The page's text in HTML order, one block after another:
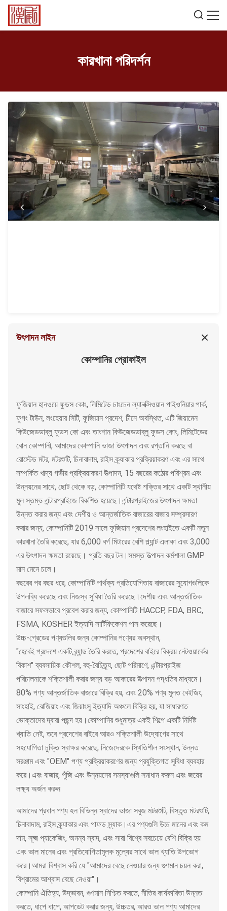
কারখানা পরিদর্শন
উৎপাদন লাইন
কোম্পানির প্রোফাইল
ফুজিয়ান হানওয়ে ফুডস কোং, লিমিটেড চাংচেন ল্যানক্সিওয়ান পাইওনিয়ার পার্ক,
ফুগং টাউন, লংহেয়ার সিটি, ফুজিয়ান প্রদেশ, চীনে অবস্থিত, এটি জিয়ামেন
কিউজেডডাব্লু ফুডস কো এবং তাংশান কিউজেডডাব্লু ফুডস কোং, লিমিটেডের
বোন কোম্পানী, আমাদের কোম্পানি ভাজা উৎপাদন এবং রপ্তানি করছে বা
রোস্টেড মটর, মটরশুটি, চিনাবাদাম, রাইস ক্র্যাকার প্রক্রিয়াকরণ এবং এর সাথে
সম্পর্কিত খাদ্য গভীর প্রক্রিয়াকরণ উত্পাদন, 15 বছরের কঠোর পরিশ্রম এবং
উন্নয়নের সাথে, ছোট থেকে বড়, কোম্পানিটি যথেষ্ট শক্তির সাথে একটি স্থানীয়
মূল স্তম্ভ এন্টারপ্রাইজে বিকশিত হয়েছে।এন্টারপ্রাইজের উৎপাদন ক্ষমতা
উন্নত করার জন্য এবং দেশীয় ও আন্তর্জাতিক বাজারের বাজার সম্প্রসারণ
করার জন্য, কোম্পানিটি 2019 সালে ফুজিয়ান প্রদেশের লংহাইতে একটি নতুন
কারখানা তৈরি করেছে, যার 6,000 বর্গ মিটারের বেশি প্ল্যান্ট এলাকা এবং 3,000
এর উৎপাদন ক্ষমতা রয়েছে। প্রতি বছর টন।সমস্ত উত্পাদন কর্মশালা GMP
মান মেনে চলে।
বছরের পর বছর ধরে, কোম্পানিটি পার্থক্য প্রতিযোগিতায় বাজারের সুযোগগুলিকে
উপলব্ধি করেছে এবং নিজস্ব সুবিধা তৈরি করেছে।দেশীয় এবং আন্তর্জাতিক
বাজারে সফলভাবে প্রবেশ করার জন্য, কোম্পানিটি HACCP, FDA, BRC,
FSMA, KOSHER ইত্যাদি সার্টিফিকেশন পাস করেছে।
উচ্চ-গ্রেডের পণ্যগুলির জন্য কোম্পানির পণ্যের অবস্থান,
"হেবেই প্রদেশে একটি ব্র্যান্ড তৈরি করতে, প্রদেশের বাইরে বিক্রয় নেটওয়ার্কের
বিকাশ" ব্যবসায়িক কৌশল, বহু-বৈচিত্র্য, ছোট পরিমাণে, এন্টারপ্রাইজ
পরিচালনাকে শক্তিশালী করার জন্য বড় আকারের উত্পাদন পদ্ধতির মাধ্যমে।
80% পণ্য আন্তর্জাতিক বাজারে বিক্রি হয়, এবং 20% পণ্য মূলত বেইজিং,
সাংহাই, ঝেজিয়াং এবং জিয়াংসু ইত্যাদি অঞ্চলে বিক্রি হয়, যা সাধারণত
ভোক্তাদের দ্বারা পছন্দ হয়।কোম্পানির শুধুমাত্র একই শিল্পে একটি নির্দিষ্ট
খ্যাতি নেই, তবে প্রদেশের বাইরে আরও শক্তিশালী উদ্যোগের সাথে
সহযোগিতা চুক্তি স্বাক্ষর করেছে, নিজেদেরকে স্থিতিশীল সংস্থান, উন্নত
সরঞ্জাম এবং "OEM" পণ্য প্রক্রিয়াকরণের জন্য প্রযুক্তিগত সুবিধা ব্যবহার
করে।এবং বাজার, পুঁজি এবং উন্নয়নের সমস্যাগুলি সমাধান করুন এবং জয়ের
লক্ষ্য অর্জন করুন
আমাদের প্রধান পণ্য হল বিভিন্ন স্বাদের ভাজা সবুজ মটরশুটি, বিস্তৃত মটরশুটি,
চিনাবাদাম, রাইস ক্র্যাকার এবং পাফড স্ন্যাক।এর পণ্যগুলি উচ্চ মানের এবং কম
দাম, সূক্ষ্ম প্যাকেজিং, অনন্য স্বাদ, এবং সারা বিশ্বে সবচেয়ে বেশি বিক্রি হয়
এবং ভাল মানের এবং প্রতিযোগিতামূলক মূল্যের সাথে ভাল খ্যাতি উপভোগ
করে।আমরা বিশ্বাস করি যে "আমাদের বেছে নেওয়ার জন্য গুণমান চয়ন করা,
বিশ্রামের আশ্বাস বেছে নেওয়া"।
কোম্পানি ঐতিহ্য, উদ্ভাবন, গুণমান নিশ্চিত করতে, নীতির কার্যকারিতা উন্নত
করতে, ধাপে ধাপে, আপডেট করার জন্য, উচ্চতর, আরও ভাল পণ্য আমাদের